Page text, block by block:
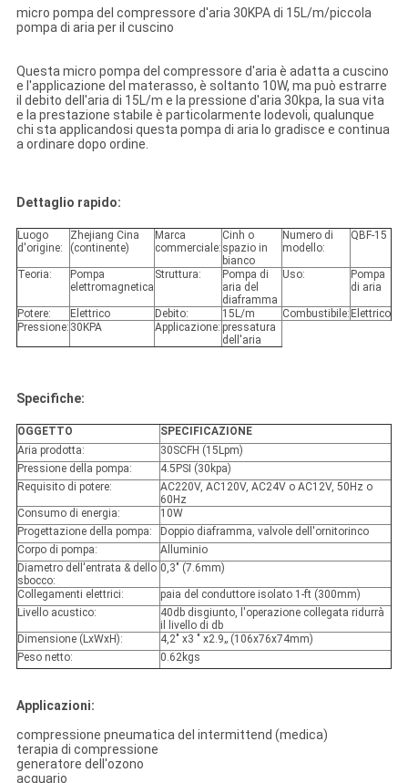
micro pompa del compressore d'aria 30KPA di 15L/m/piccola
pompa di aria per il cuscino
Questa micro pompa del compressore d'aria è adatta a cuscino
e l'applicazione del materasso, è soltanto 10W, ma può estrarre
il debito dell'aria di 15L/m e la pressione d'aria 30kpa, la sua vita
e la prestazione stabile è particolarmente lodevoli, qualunque
chi sta applicandosi questa pompa di aria lo gradisce e continua
a ordinare dopo ordine.
Dettaglio rapido:
Luogo
d'origine:
Zhejiang Cina
(continente)
Marca
commerciale:
Cinh o
spazio in
bianco
Numero di
modello:
QBF-15
Teoria:
Pompa
elettromagnetica
Struttura:
Pompa di
aria del
diaframma
Uso:
Pompa
di aria
Potere: Elettrico Debito: 15L/m Combustibile: Elettrico
Pressione: 30KPA Applicazione: pressatura
dell'aria
Specifiche:
OGGETTO
SPECIFICAZIONE
Aria prodotta:
30SCFH (15Lpm)
Pressione della pompa:
4.5PSI (30kpa)
Requisito di potere:
AC220V, AC120V, AC24V o AC12V, 50Hz o
60Hz
Consumo di energia:
10W
Progettazione della pompa:
Doppio diaframma, valvole dell'ornitorinco
Corpo di pompa:
Alluminio
Diametro dell'entrata & dello
sbocco:
0,3" (7.6mm)
Collegamenti elettrici:
paia del conduttore isolato 1-ft (300mm)
Livello acustico:
40db disgiunto, l'operazione collegata ridurrà
il livello di db
Dimensione (LxWxH):
4,2" x3 " x2.9„ (106x76x74mm)
Peso netto:
0.62kgs
Applicazioni:
compressione pneumatica del intermittend (medica)
terapia di compressione
generatore dell'ozono
acquario